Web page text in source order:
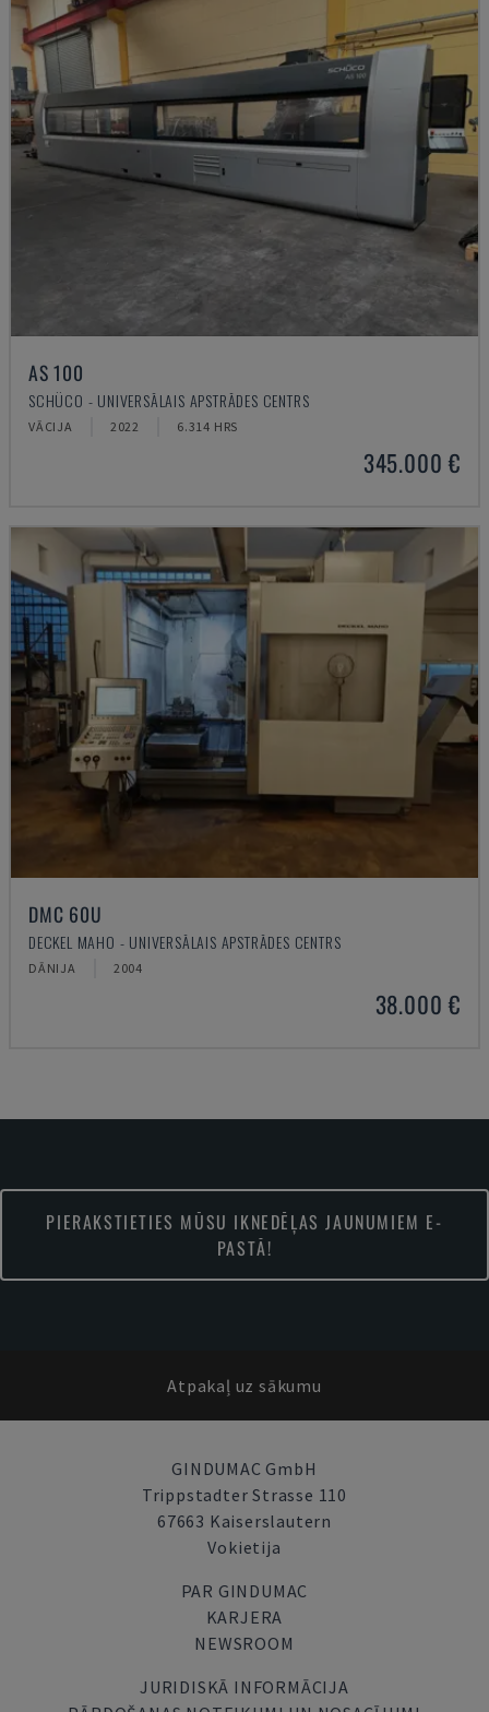
AS 100
SCHÜCO - UNIVERSĀLAIS APSTRĀDES CENTRS
VĀCIJA 2022 6.314 HRS
345.000 €
DMC 60U
DECKEL MAHO - UNIVERSĀLAIS APSTRĀDES CENTRS
DĀNIJA 2004
38.000 €
PIERAKSTIETIES MŪSU IKNEDĒĻAS JAUNUMIEM E-
PASTĀ!
Atpakaļ uz sākumu
GINDUMAC GmbH
Trippstadter Strasse 110
67663 Kaiserslautern
Vokietija
PAR GINDUMAC
KARJERA
NEWSROOM
JURIDISKĀ INFORMĀCIJA